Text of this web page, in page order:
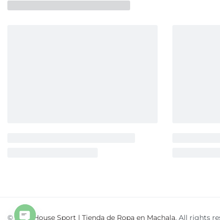
© 2026 House Sport | Tienda de Ropa en Machala. All rights